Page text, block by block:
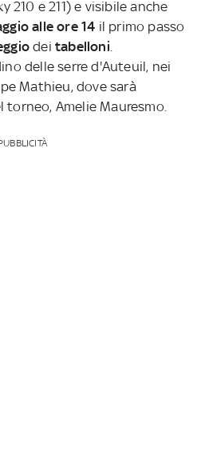
210 e 211) e visibile anche
alle ore 14 il primo passo
deitabelloni
delle serre d'Auteuil, nei
Mathieu, dove sarà
Amelie Mauresmo.